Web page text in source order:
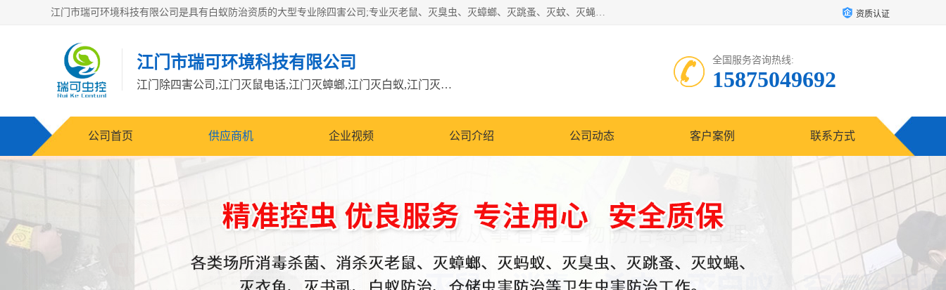
江门市瑞可环境科技有限公司是具有白蚁防治资质的大型专业除四害公司;专业灭老鼠、灭臭虫、灭蟑螂、灭跳蚤、灭蚊、灭蝇、灭白蚁、防蛇等各种害虫的防治。经过多年的努力，公司发展成为集PCO研究、生物制药、害虫防治于一体的专业杀虫灭鼠公司。 资质认证
江门市瑞可环境科技有限公司
江门除四害公司,江门灭鼠电话,江门灭蟑螂,江门灭白蚁,江门灭鼠江门
全国服务咨询热线:
15875049692
公司首页 供应商机 企业视频 公司介绍 公司动态 客户案例 联系方式